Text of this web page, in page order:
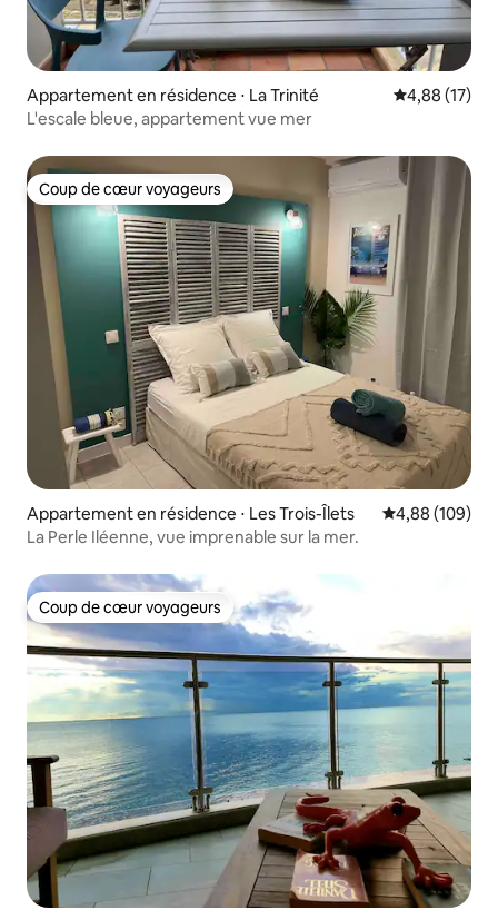
Appartement en résidence ⋅ La Trinité Évaluation
4,88 (17)
L'escale bleue, appartement vue mer
Coup de cœur voyageurs
Coup de cœur voyageurs
Appartement en résidence ⋅ Les Trois-Îlets Évaluation
4,88 (109)
La Perle Iléenne, vue imprenable sur la mer.
Coup de cœur voyageurs
Coup de cœur voyageurs